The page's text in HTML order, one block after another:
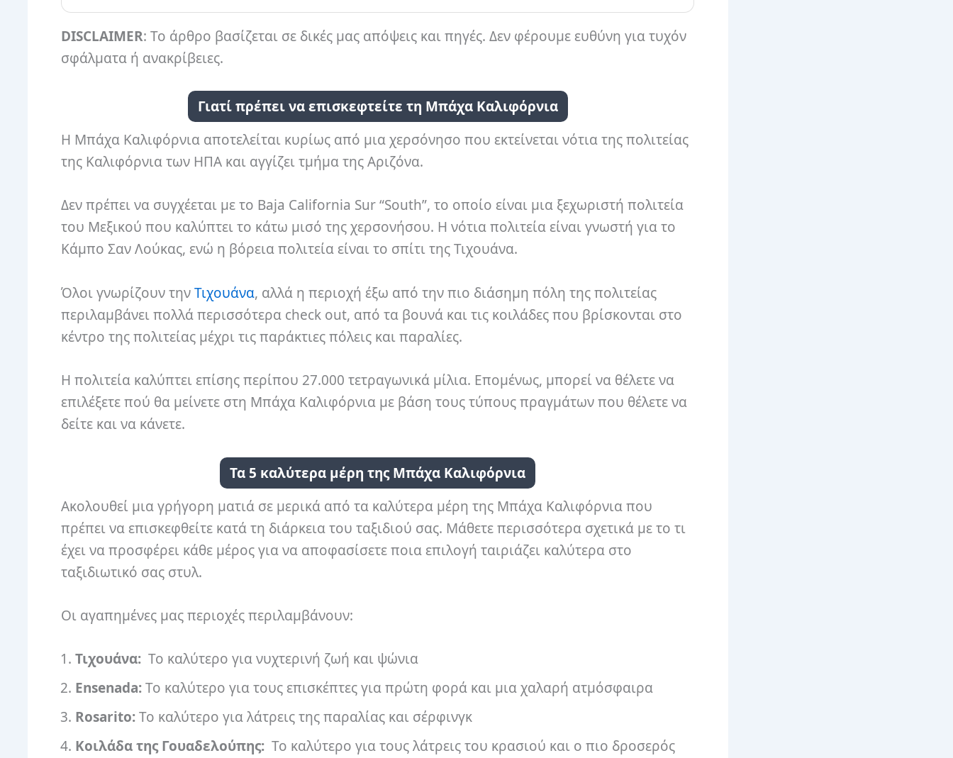
DISCLAIMER: Το άρθρο βασίζεται σε δικές μας απόψεις και πηγές. Δεν φέρουμε ευθύνη για τυχόν
σφάλματα ή ανακρίβειες.
Γιατί πρέπει να επισκεφτείτε τη Μπάχα Καλιφόρνια
Η Μπάχα Καλιφόρνια αποτελείται κυρίως από μια χερσόνησο που εκτείνεται νότια της πολιτείας
της Καλιφόρνια των ΗΠΑ και αγγίζει τμήμα της Αριζόνα.
Δεν πρέπει να συγχέεται με το Baja California Sur “South”, το οποίο είναι μια ξεχωριστή πολιτεία
του Μεξικού που καλύπτει το κάτω μισό της χερσονήσου. Η νότια πολιτεία είναι γνωστή για το
Κάμπο Σαν Λούκας, ενώ η βόρεια πολιτεία είναι το σπίτι της Τιχουάνα.
Όλοι γνωρίζουν τηνΤιχουάνα, αλλά η περιοχή έξω από την πιο διάσημη πόλη της πολιτείας
περιλαμβάνει πολλά περισσότερα check out, από τα βουνά και τις κοιλάδες που βρίσκονται στο
κέντρο της πολιτείας μέχρι τις παράκτιες πόλεις και παραλίες.
Η πολιτεία καλύπτει επίσης περίπου 27.000 τετραγωνικά μίλια. Επομένως, μπορεί να θέλετε να
επιλέξετε πού θα μείνετε στη Μπάχα Καλιφόρνια με βάση τους τύπους πραγμάτων που θέλετε να
δείτε και να κάνετε.
Τα 5 καλύτερα μέρη της Μπάχα Καλιφόρνια
Ακολουθεί μια γρήγορη ματιά σε μερικά από τα καλύτερα μέρη της Μπάχα Καλιφόρνια που
πρέπει να επισκεφθείτε κατά τη διάρκεια του ταξιδιού σας. Μάθετε περισσότερα σχετικά με το τι
έχει να προσφέρει κάθε μέρος για να αποφασίσετε ποια επιλογή ταιριάζει καλύτερα στο
ταξιδιωτικό σας στυλ.
Οι αγαπημένες μας περιοχές περιλαμβάνουν:
Τιχουάνα: Το καλύτερο για νυχτερινή ζωή και ψώνια
Ensenada:Το καλύτερο για τους επισκέπτες για πρώτη φορά και μια χαλαρή ατμόσφαιρα
Rosarito:Το καλύτερο για λάτρεις της παραλίας και σέρφινγκ
Κοιλάδα της Γουαδελούπης: Το καλύτερο για τους λάτρεις του κρασιού και ο πιο δροσερός